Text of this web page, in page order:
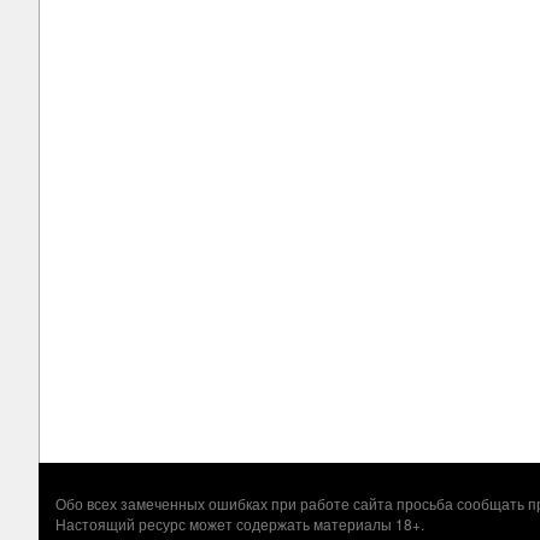
Обо всех замеченных ошибках при работе сайта просьба
Настоящий ресурс может содержать материалы 18+.